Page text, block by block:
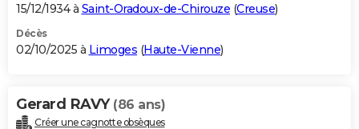
GUIDES D'ACHAT
BONS PLANS
Carte de Noël
Carte Bonne année
Carte Saint-Valentin
Carte Pâques
Carte d'anniversaire
DICTIONNAIRE
15/12/1934 à Saint-Oradoux-de-Chirouze (Creuse)
Décès
02/10/2025 à Limoges (Haute-Vienne)
Gerard RAVY (86 ans)
Créer une cagnotte obsèques